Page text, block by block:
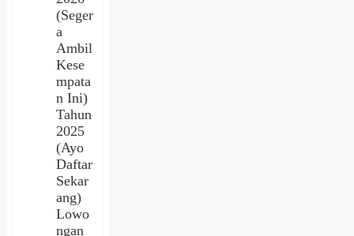
(Seger
a
Ambil
Kese
mpata
n Ini)
Tahun
2025
(Ayo
Daftar
Sekar
ang)
Lowo
ngan